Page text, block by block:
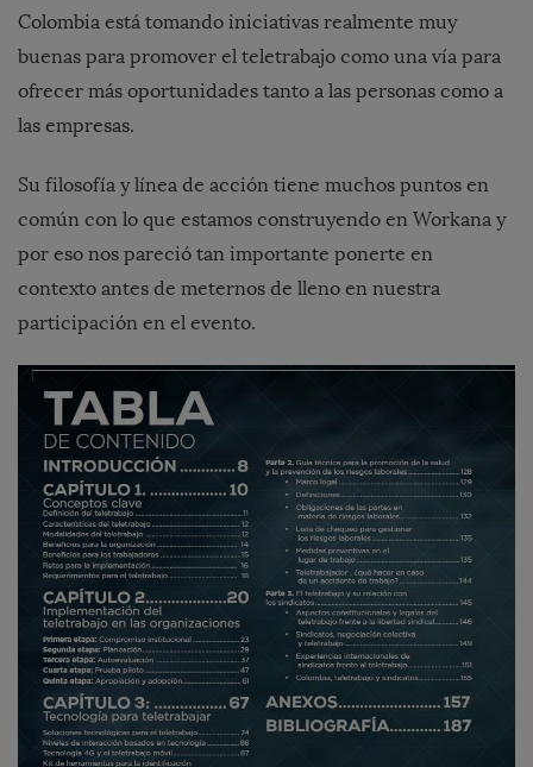
Colombia está tomando iniciativas realmente muy
buenas para promover el teletrabajo como una vía para
ofrecer más oportunidades tanto a las personas como a
las empresas.
Su filosofía y línea de acción tiene muchos puntos en
común con lo que estamos construyendo en Workana y
por eso nos pareció tan importante ponerte en
contexto antes de meternos de lleno en nuestra
participación en el evento.